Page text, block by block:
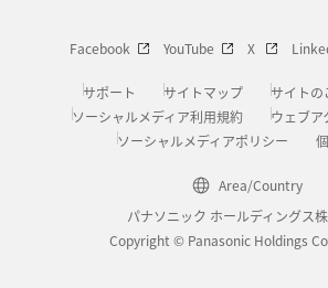
Facebook YouTube X
サポート サイトマップ
サイトの
ソーシャルメディア利用規約
ウェブア
ソーシャルメディアポリシー
Area/Country
パナソニック ホールディングス
Copyright © Panasonic Holdings